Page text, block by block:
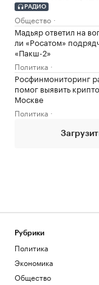
РАДИО
Общество
Мадьяр ответил на
ли «Росатом»
«Пакш-2»
Политика
Росфинмониторинг
помог выявить
Москве
Политика
Рубрики
Политика
Экономика
Общество